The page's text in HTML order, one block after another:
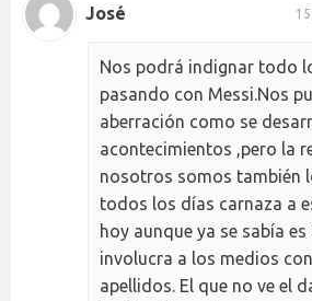
José
Nos podrá indignar todo
pasando con Messi.Nos
aberración como se
acontecimientos ,pero la
nosotros somos también
todos los días carnaza a
hoy aunque ya se sabía
involucra a los medios
apellidos. El que no ve el